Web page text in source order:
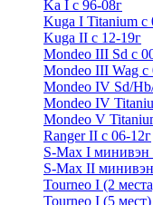
Ka I с 96-08г
Kuga I Titanium с
Kuga II c 12-19г
Mondeo III Sd с
Mondeo III Wag с
Mondeo IV Sd/
Mondeo IV
Mondeo V
Ranger II с 06-12г
S-Max I минивэн
S-Max II
Tourneo I (2
Tourneo I (5